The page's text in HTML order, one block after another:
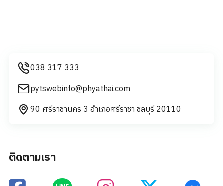
038 317 333
pytswebinfo@phyathai.com
90 ศรีราชานคร 3 อำเภอศรีราชา ชลบุรี 20110
ติดตามเรา